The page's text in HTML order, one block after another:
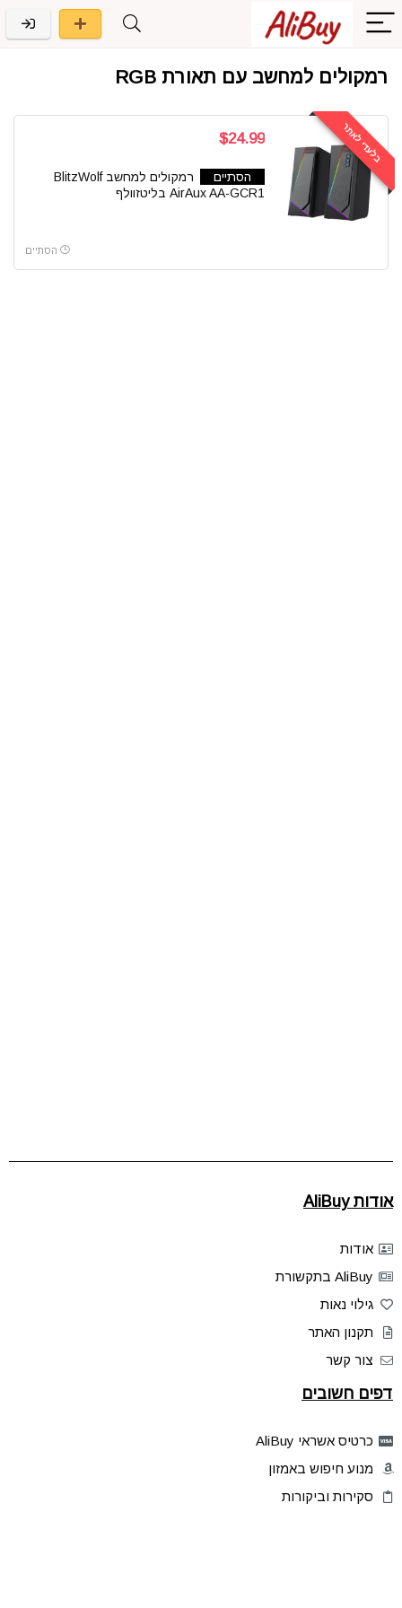
רמקולים למחשב עם תאורת RGB
בלעדי לאתר $24.99
הסתיים
רמקולים למחשב BlitzWolf
AirAux AA-GCR1 בליטזוולף
הסתיים
אודות AliBuy
אודות
AliBuy בתקשורת
גילוי נאות
תקנון האתר
צור קשר
דפים חשובים
כרטיס אשראי AliBuy
מנוע חיפוש באמזון
סקירות וביקורות